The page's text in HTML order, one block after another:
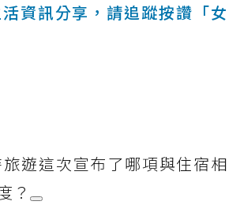
資訊分享，請追蹤按讚「女
遊這次宣布了哪項與住宿相
？